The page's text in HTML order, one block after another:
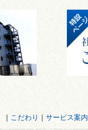
｜ こだわり ｜ サービス案内